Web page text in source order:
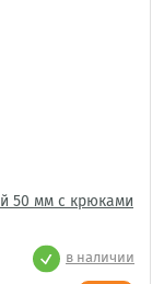
50 мм с крюками
в наличии